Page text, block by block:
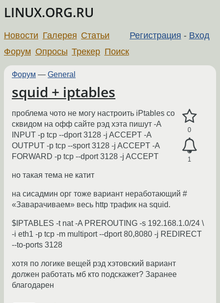
LINUX.ORG.RU
Регистрация - Вход
Новости Галерея Статьи
Форум Опросы Трекер Поиск
Форум — General
squid + iptables
0
1
проблема чото не могу настроить iPtables со
сквидом на офф сайте рэд хэта пишут -A
INPUT -p tcp --dport 3128 -j ACCEPT -A
OUTPUT -p tcp --sport 3128 -j ACCEPT -A
FORWARD -p tcp --dport 3128 -j ACCEPT
но такая тема не катит
на сисадмин орг тоже вариант неработающий #
«Заварачиваем» весь http трафик на squid.
$IPTABLES -t nat -A PREROUTING -s 192.168.1.0/24 \
-i eth1 -p tcp -m multiport --dport 80,8080 -j REDIRECT
--to-ports 3128
хотя по логике вещей рэд хэтовский вариант
должен работать мб кто подскажет? Заранее
благодарен